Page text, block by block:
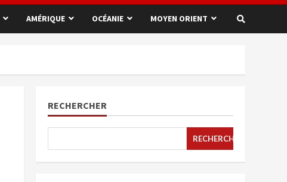
AMÉRIQUE OCÉANIE MOYEN ORIENT
RECHERCHER
RECHERCHER